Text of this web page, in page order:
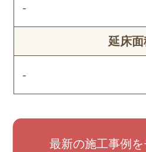
-
延床
-
最新の施工事例